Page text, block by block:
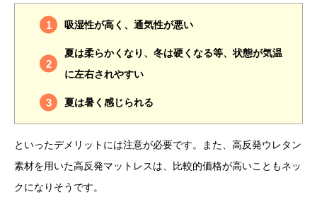
吸湿性が高く、通気性が悪い
夏は柔らかくなり、冬は硬くなる等、状態が気温
に左右されやすい
夏は暑く感じられる
といったデメリットには注意が必要です。また、高反発ウレタン
素材を用いた高反発マットレスは、比較的価格が高いこともネッ
クになりそうです。